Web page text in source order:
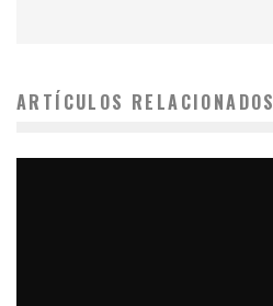
ARTÍCULOS RELACIONADOS